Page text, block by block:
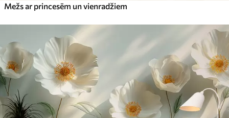
Mežs ar princesēm un vienradžiem